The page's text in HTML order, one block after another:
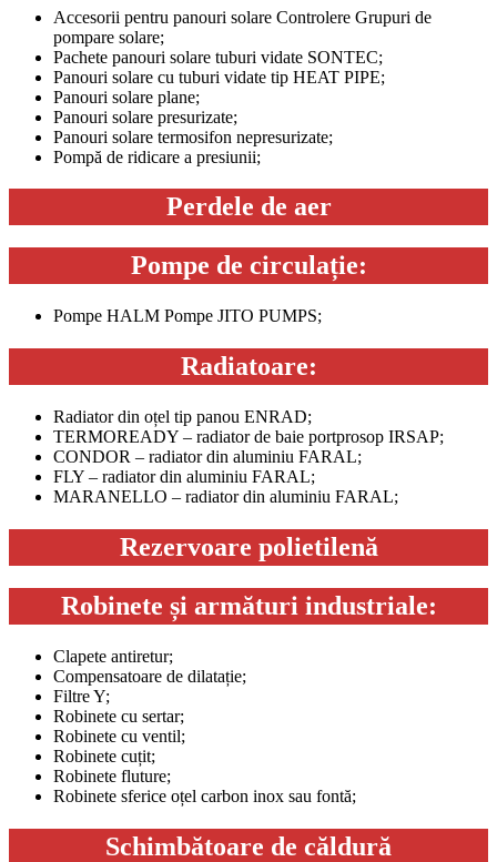
Accesorii pentru panouri solare Controlere Grupuri de
pompare solare;
Pachete panouri solare tuburi vidate SONTEC;
Panouri solare cu tuburi vidate tip HEAT PIPE;
Panouri solare plane;
Panouri solare presurizate;
Panouri solare termosifon nepresurizate;
Pompă de ridicare a presiunii;
Perdele de aer
Pompe de circulație:
Pompe HALM Pompe JITO PUMPS;
Radiatoare:
Radiator din oțel tip panou ENRAD;
TERMOREADY – radiator de baie portprosop IRSAP;
CONDOR – radiator din aluminiu FARAL;
FLY – radiator din aluminiu FARAL;
MARANELLO – radiator din aluminiu FARAL;
Rezervoare polietilenă
Robinete și armături industriale:
Clapete antiretur;
Compensatoare de dilatație;
Filtre Y;
Robinete cu sertar;
Robinete cu ventil;
Robinete cuțit;
Robinete fluture;
Robinete sferice oțel carbon inox sau fontă;
Schimbătoare de căldură